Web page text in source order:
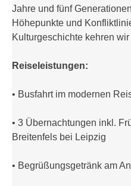
Jahre und fünf
Höhepunkte und
Kulturgeschichte kehren
Reiseleistungen:
• Busfahrt im modernen
• 3 Übernachtungen inkl.
Breitenfels bei Leipzig
• Begrüßungsgetränk am